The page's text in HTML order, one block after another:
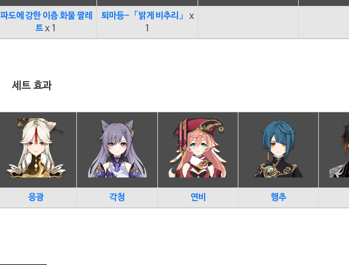
파도에 강한 이층 화물 팔레
트x 1
퇴마등-「밝게 비추리」
x
1
세트 효과
응광 각청 연비 행추